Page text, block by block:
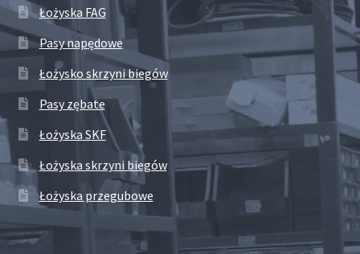
Łożyska FAG
Pasy napędowe
Łożysko skrzyni biegów
Pasy zębate
Łożyska SKF
Łożyska skrzyni biegów
Łożyska przegubowe